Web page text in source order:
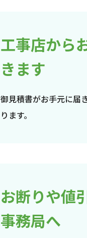
工事店から
きます
御見積書がお手元に届
ります。
お断りや値
事務局へ